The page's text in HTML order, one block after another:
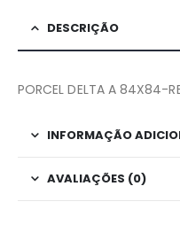
DESCRIÇÃO
PORCEL DELTA A 84X84-
INFORMAÇÃO
AVALIAÇÕES (0)